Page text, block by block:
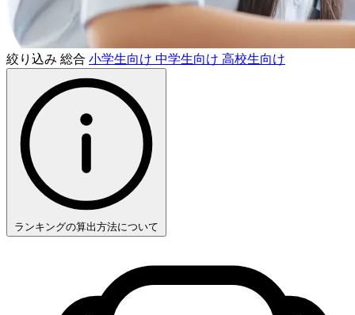
絞り込み 総合 小学生向け 中学生向け 高校生向け
ランキングの算出方法について